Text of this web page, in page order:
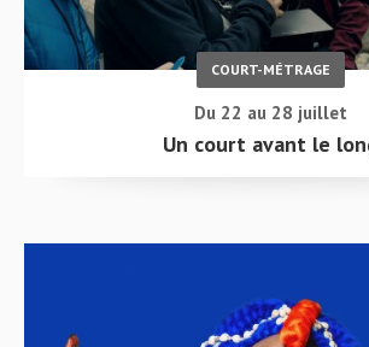
COURT-MÉTRAGE
Du 22 au 28 juillet
Un court avant le